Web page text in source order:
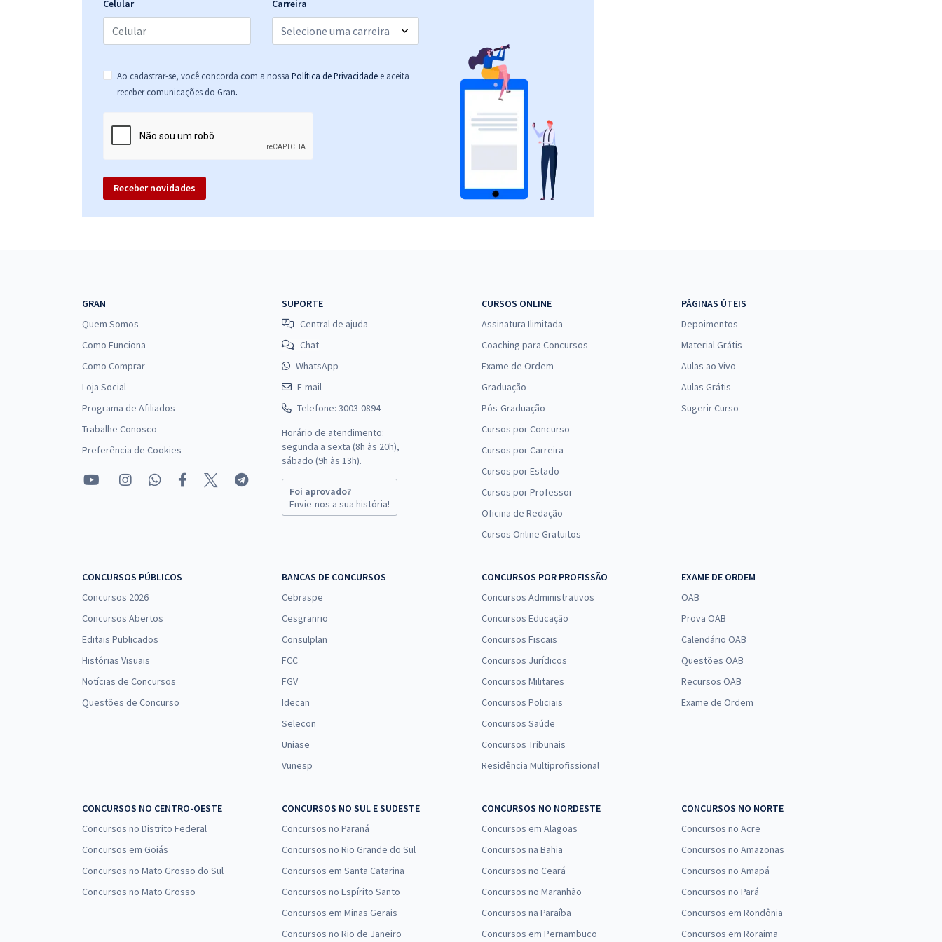
TCE PE - Tribunal de Contas do Estado de
Análise de Contas Públicas (Pós-Edital)
R$ 319,92à vista
26,66
(-20%)
Celular Carreira
Ao cadastrar-se, você concorda com a nossa Política de Privacidade e aceita
receber comunicações do Gran.
Receber novidades
GRAN
Quem Somos
Como Funciona
Como Comprar
Loja Social
Programa de Afiliados
Trabalhe Conosco
Preferência de Cookies
SUPORTE
Central de ajuda
Chat
WhatsApp
E-mail
Telefone: 3003-0894
Horário de atendimento:
segunda a sexta (8h às 20h),
sábado (9h às 13h).
Foi aprovado?
Envie-nos a sua história!
CURSOS ONLINE
Assinatura Ilimitada
Coaching para Concursos
Exame de Ordem
Graduação
Pós-Graduação
Cursos por Concurso
Cursos por Carreira
Cursos por Estado
Cursos por Professor
Oficina de Redação
Cursos Online Gratuitos
PÁGINAS ÚTEIS
Depoimentos
Material Grátis
Aulas ao Vivo
Aulas Grátis
Sugerir Curso
CONCURSOS PÚBLICOS
Concursos 2026
Concursos Abertos
Editais Publicados
Histórias Visuais
Notícias de Concursos
Questões de Concurso
BANCAS DE CONCURSOS
Cebraspe
Cesgranrio
Consulplan
FCC
FGV
Idecan
Selecon
Uniase
Vunesp
CONCURSOS POR PROFISSÃO
Concursos Administrativos
Concursos Educação
Concursos Fiscais
Concursos Jurídicos
Concursos Militares
Concursos Policiais
Concursos Saúde
Concursos Tribunais
Residência Multiprofissional
EXAME DE ORDEM
OAB
Prova OAB
Calendário OAB
Questões OAB
Recursos OAB
Exame de Ordem
CONCURSOS NO CENTRO-OESTE
Concursos no Distrito Federal
Concursos em Goiás
Concursos no Mato Grosso do Sul
Concursos no Mato Grosso
CONCURSOS NO SUL E SUDESTE
Concursos no Paraná
Concursos no Rio Grande do Sul
Concursos em Santa Catarina
Concursos no Espírito Santo
Concursos em Minas Gerais
Concursos no Rio de Janeiro
CONCURSOS NO NORDESTE
Concursos em Alagoas
Concursos na Bahia
Concursos no Ceará
Concursos no Maranhão
Concursos na Paraíba
Concursos em Pernambuco
CONCURSOS NO NORTE
Concursos no Acre
Concursos no Amazonas
Concursos no Amapá
Concursos no Pará
Concursos em Rondônia
Concursos em Roraima